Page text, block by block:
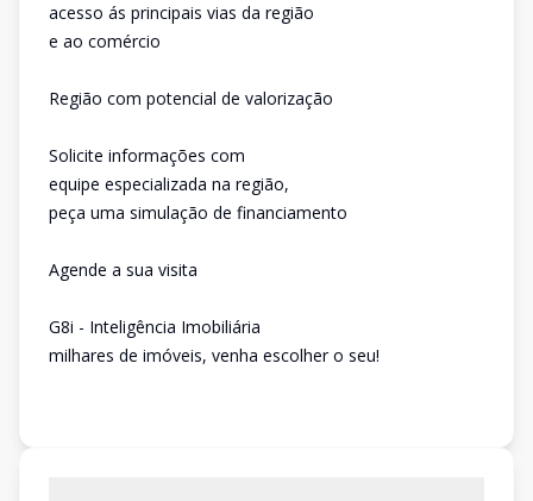
acesso ás principais vias da região
e ao comércio
Região com potencial de valorização
Solicite informações com
equipe especializada na região,
peça uma simulação de financiamento
Agende a sua visita
G8i - Inteligência Imobiliária
milhares de imóveis, venha escolher o seu!